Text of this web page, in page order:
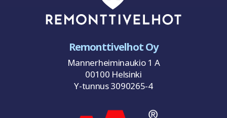
Remonttivelhot Oy
Mannerheiminaukio 1 A
00100 Helsinki
Y-tunnus 3090265-4